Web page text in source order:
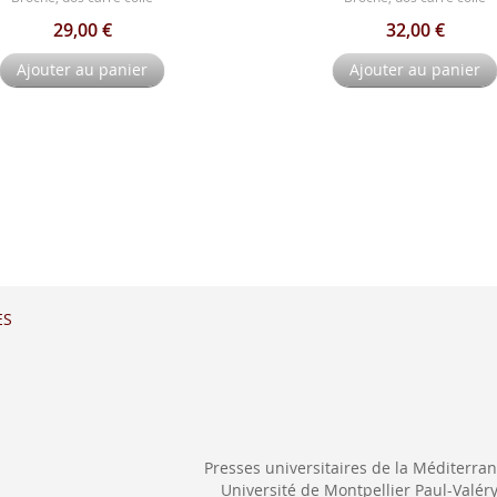
29,00 €
Ajouter au panier
32,00 €
Ajouter au panier
Presses universitaires de la
Université de Montpellier Paul-Valéry